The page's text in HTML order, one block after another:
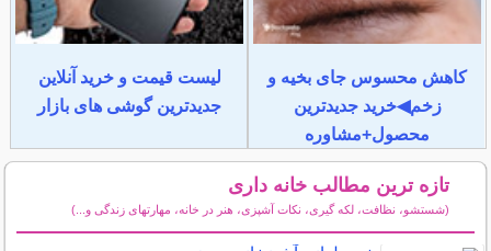
کاهش محسوس جای بخیه و
زخم◀خرید جدیدترین
محصول+مشاوره
لیست قیمت و خرید آنلاین
جدیدترین گوشی های بازار
تازه ترین مطالب خانه داری
(شستشو، نظافت، لکه گیری، نکات آشپزی، هنر در خانه، مهارتهای زندگی و...)